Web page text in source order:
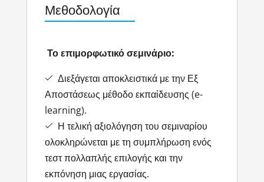
Μεθοδολογία
Το επιμορφωτικό σεμινάριο:
Διεξάγεται αποκλειστικά με την Εξ
Αποστάσεως μέθοδο εκπαίδευσης (e-
learning).
Η τελική αξιολόγηση του σεμιναρίου
ολοκληρώνεται με τη συμπλήρωση ενός
τεστ πολλαπλής επιλογής και την
εκπόνηση μιας εργασίας.